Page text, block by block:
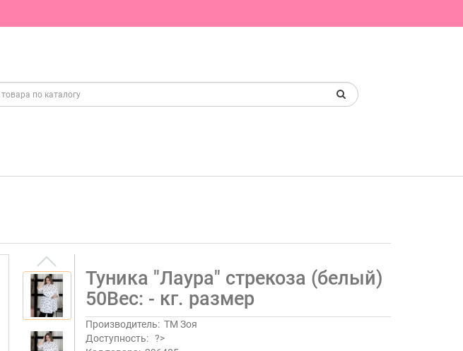
Туника "Лаура" стрекоза (белый)
50Вес: - кг. размер
Производитель: ТМ Зоя
Доступность: ?>